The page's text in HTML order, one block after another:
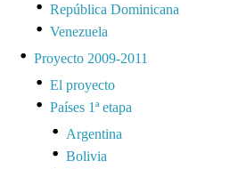
República Dominicana
Venezuela
Proyecto 2009-2011
El proyecto
Países 1ª etapa
Argentina
Bolivia